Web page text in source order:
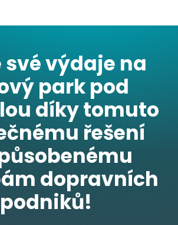
své výdaje na
park pod
díky tomuto
řešení
dopravních
podniků!